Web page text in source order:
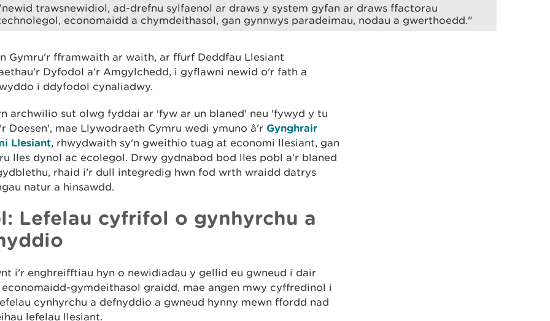
trawsnewidiol, ad-drefnu sylfaenol ar draws y system gyfan ar draws ffactorau
economaidd a chymdeithasol, gan gynnwys paradeimau, nodau a gwerthoedd."
Gymru'r fframwaith ar waith, ar ffurf Deddfau Llesiant
Dyfodol a'r Amgylchedd, i gyflawni newid o'r fath a
i ddyfodol cynaliadwy.
archwilio sut olwg fyddai ar 'fyw ar un blaned' neu 'fywyd y tu
Doesen', mae Llywodraeth Cymru wedi ymuno â'r Gynghrair
Llesiant, rhwydwaith sy'n gweithio tuag at economi llesiant, gan
lles dynol ac ecolegol. Drwy gydnabod bod lles pobl a'r blaned
rhaid i'r dull integredig hwn fod wrth wraidd datrys
natur a hinsawdd.
Lefelau cyfrifol o gynhyrchu a
i'r enghreifftiau hyn o newidiadau y gellid eu gwneud i dair
economaidd-gymdeithasol graidd, mae angen mwy cyffredinol i
cynhyrchu a defnyddio a gwneud hynny mewn ffordd nad
lefelau llesiant.